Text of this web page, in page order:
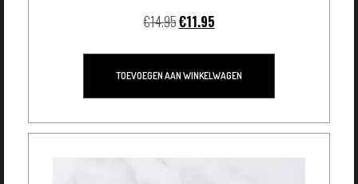
€14.95€11.95
TOEVOEGEN AAN WINKELWAGEN